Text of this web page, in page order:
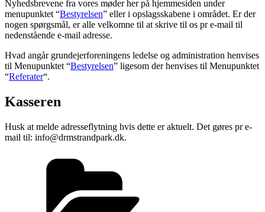
Nyhedsbrevene fra vores møder her på hjemmesiden under
menupunktet “Bestyrelsen” eller i opslagsskabene i området. Er der
nogen spørgsmål, er alle velkomne til at skrive til os pr e-mail til
nedenstående e-mail adresse.
Hvad angår grundejerforeningens ledelse og administration henvises
til Menupunktet “Bestyrelsen” ligesom der henvises til Menupunktet
“Referater“.
Kasseren
Husk at melde adresseflytning hvis dette er aktuelt. Det gøres pr e-
mail til: info@drmstrandpark.dk.